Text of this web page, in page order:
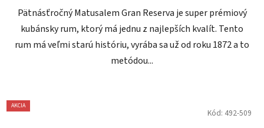
Pätnásťročný Matusalem Gran Reserva je super prémiový
kubánsky rum, ktorý má jednu z najlepších kvalít. Tento
rum má veľmi starú históriu, vyrába sa už od roku 1872 a to
metódou...
AKCIA
Kód: 492-509